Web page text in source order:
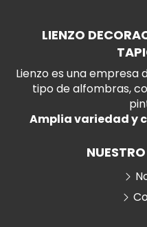
LIENZO
Lienzo es una empresa
tipo de alfombras,
Amplia variedad y